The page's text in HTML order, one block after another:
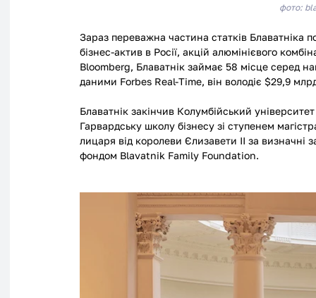
фото:
Зараз переважна частина статків
бізнес-актив в Росії, акцій алюмінієвого
Bloomberg, Блаватнік займає 58 місце серед
даними Forbes Real-Time, він володіє $29,9
Блаватнік закінчив Колумбійський
Гарвардську школу бізнесу зі ступенем
лицаря від королеви Єлизавети II за визначні
фондом Blavatnik Family Foundation.